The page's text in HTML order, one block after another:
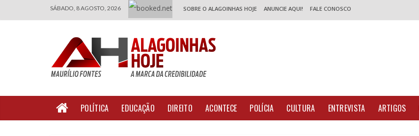
SÁBADO, 8 AGOSTO, 2026 SOBRE O ALAGOINHAS HOJE ANUNCIE AQUI! FALE CONOSCO
POLÍTICA EDUCAÇÃO DIREITO ACONTECE POLÍCIA CULTURA ENTREVISTA ARTIGOS